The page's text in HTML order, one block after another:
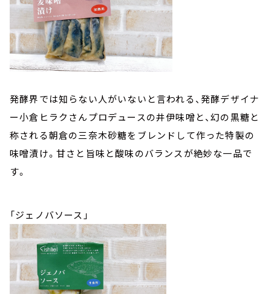
発酵界では知らない人がいないと言われる、発酵デザイナ
ー小倉ヒラクさんプロデュースの井伊味噌と、幻の黒糖と
称される朝倉の三奈木砂糖をブレンドして作った特製の
味噌漬け。甘さと旨味と酸味のバランスが絶妙な一品で
す。
「ジェノバソース」